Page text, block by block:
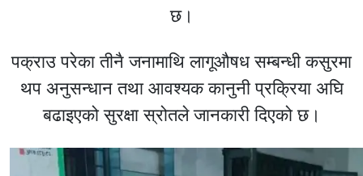
छ।
पक्राउ परेका तीनै जनामाथि लागूऔषध सम्बन्धी कसुरमा
थप अनुसन्धान तथा आवश्यक कानुनी प्रक्रिया अघि
बढाइएको सुरक्षा स्रोतले जानकारी दिएको छ।